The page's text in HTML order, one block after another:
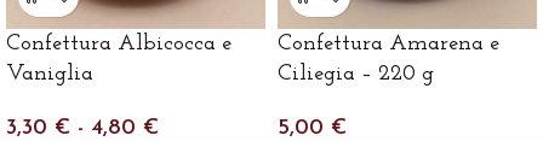
Confettura Albicocca e
Vaniglia
3,30 € - 4,80 €
Confettura Amarena e
Ciliegia – 220 g
5,00 €